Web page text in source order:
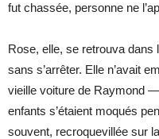
fut chassée, personne ne
Rose, elle, se retrouva dans
sans s’arrêter. Elle n’avait
vieille voiture de Raymond
enfants s’étaient moqués
souvent, recroquevillée sur